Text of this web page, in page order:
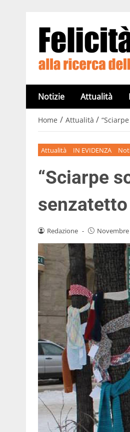
Notizie Attualità
Home / Attualità /
Attualità IN EVIDENZA
“Sciarpe
senzatetto
Redazione - Novembre